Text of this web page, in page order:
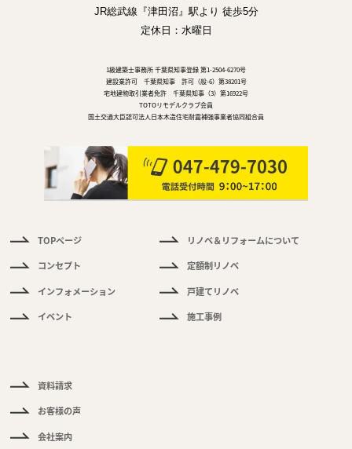
JR総武線『津田沼』駅より 徒歩5分
定休日：水曜日
1級建築士事務所 千葉県知事登録 第1-2504-6270号
建設業許可 千葉県知事 許可（般-6）第38201号
宅地建物取引業者免許 千葉県知事（3）第16922号
TOTOリモデルクラブ会員
国土交通大臣認可法人日本木造住宅耐震補強事業者協同組合員
TOPページ
コンセプト
インフォメーション
イベント
リノベ＆リフォームについて
定額制リノベ
戸建てリノベ
施工事例
資料請求
お客様の声
会社案内